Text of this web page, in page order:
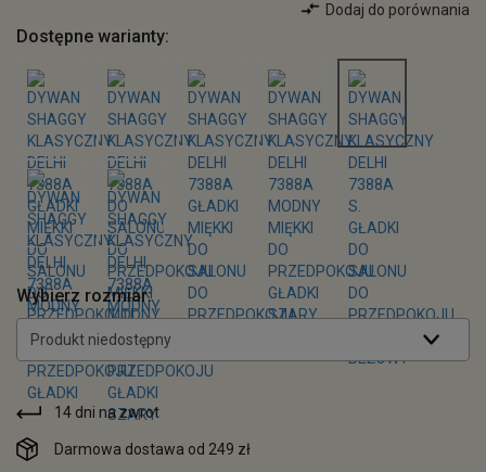
Dodaj do porównania
Dostępne warianty:
Wybierz rozmiar:
Produkt niedostępny
14 dni na zwrot
Darmowa dostawa od 249 zł